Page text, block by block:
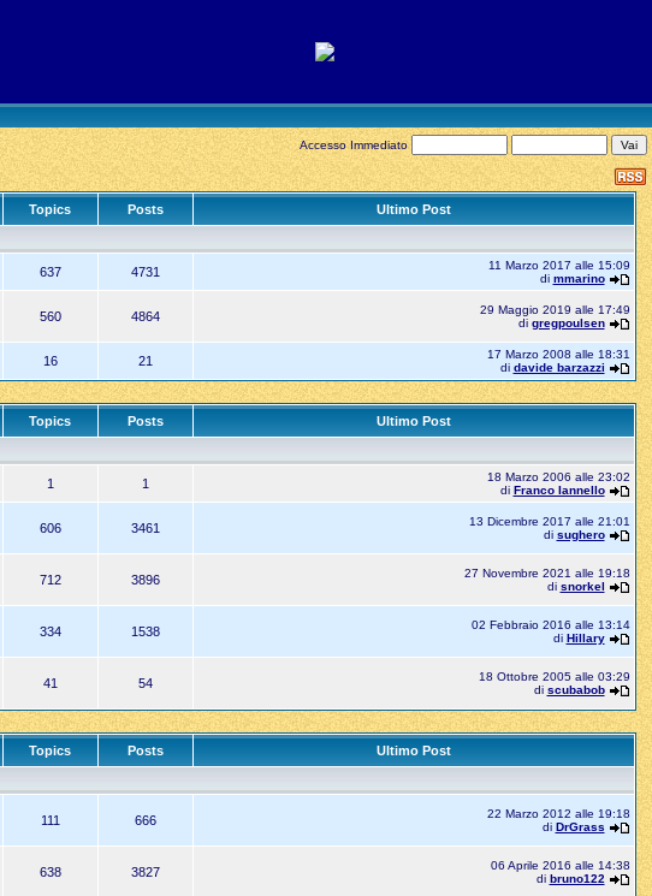
Accesso Immediato
Topics Posts Ultimo Post
637 4731
11 Marzo 2017 alle 15:09
di mmarino
560 4864
29 Maggio 2019 alle 17:49
di gregpoulsen
16 21
17 Marzo 2008 alle 18:31
di davide barzazzi
Topics Posts Ultimo Post
1 1
18 Marzo 2006 alle 23:02
di Franco Iannello
606 3461
13 Dicembre 2017 alle 21:01
di sughero
712 3896
27 Novembre 2021 alle 19:18
di snorkel
334 1538
02 Febbraio 2016 alle 13:14
di Hillary
41 54
18 Ottobre 2005 alle 03:29
di scubabob
Topics Posts Ultimo Post
111 666
22 Marzo 2012 alle 19:18
di DrGrass
638 3827
06 Aprile 2016 alle 14:38
di bruno122